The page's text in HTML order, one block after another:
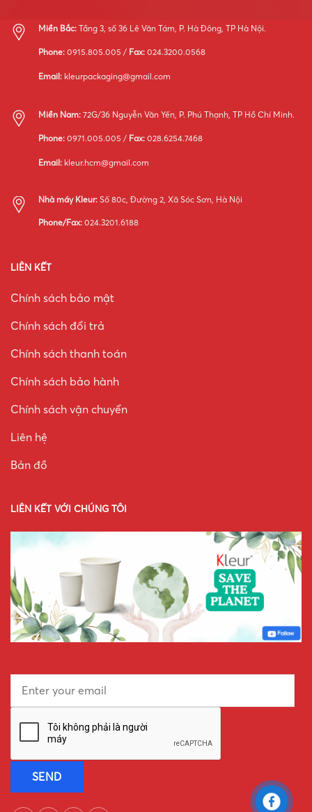
Miền Bắc: Tầng 3, số 36 Lê Văn Tám, P. Hà Đông, TP Hà Nội.
Phone: 0915.805.005 / Fax: 024.3200.0568
Email: kleurpackaging@gmail.com
Miền Nam: 72G/36 Nguyễn Văn Yến, P. Phú Thạnh, TP Hồ Chí Minh.
Phone: 0971.005.005 / Fax: 028.6254.7468
Email: kleur.hcm@gmail.com
Nhà máy Kleur: Số 80c, Đường 2, Xã Sóc Sơn, Hà Nội
Phone/Fax: 024.3201.6188
LIÊN KẾT
Chính sách bảo mật
Chính sách đổi trả
Chính sách thanh toán
Chính sách bảo hành
Chính sách vận chuyển
Liên hệ
Bản đồ
LIÊN KẾT VỚI CHÚNG TÔI